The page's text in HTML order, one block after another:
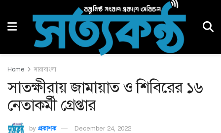
Home সারাবাংলা
সাতক্ষীরায় জামায়াত ও শিবিরের ১৬
নেতাকর্মী গ্রেপ্তার
by প্রকাশক December 24, 2022